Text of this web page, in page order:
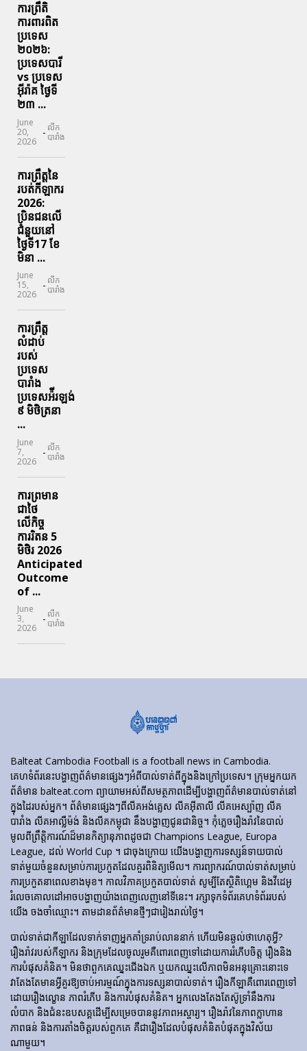
ការព្រឹតិ
ការពារ​ពិត
ប្រទេស
២០២៦:
ប្រទេសបារី
vs ប្រទេស
អ៊ីរ៉ាគ ថ្ងៃទី​
២៣ ...
June
20,
2026
- លីក
បារាំង
ការព្រឹត្តនៃ
របត់កីឡាករ
2026:
ប្រិនជនលើ
ជំនួយនៅ
ថ្ងៃទី17 ខែ
មិនា ...
June
15,
2026
- លីក
បារាំង
ការព្រឹត្ត
លំដាប់
របស់
ប្រទេស
បារាំង
ប្រទេសអ៉ីរឡង់
៩ មិថិត្រនា
...
June
7,
2026
- លីក
បារាំង
ការព្រមាន
ជាថៃ
លើកិច្ច
ការរិតន 5
មិថិរ 2026
Anticipated
Outcome
of ...
June
3,
2026
- លីក
បារាំង
Balteat Cambodia Football is a football news in Cambodia.
គេហទំព័រ​នេះ​បង្ហាញ​ព័ត៌មាន​ផ្សេងៗ​អំពី​បាល់ទាត់​ពី​ក្នុង​និង​ក្រៅ​ប្រទេស។ ក្រុមអ្នកយក
ព័ត៌មាន balteat.com ព្យាយាមអស់ពីសមត្ថភាពដើម្បីបង្ហាញព័ត៌មានបាល់ទាត់នៅ
ក្នុងដៃរបស់អ្នក។ ព័ត៌មានផ្សេងៗពីលីគអង់គ្លេស លីគអ៊ីតាលី លីគអេស្ប៉ាញ លីគ
បារាំង លីគអាល្លឺម៉ង់ និងលីគកម្ពុជា នឹងបង្ហាញជូនជានិច្ច។ កុំភ្លេចរឿងរ៉ាវនៃបាល់
មូលពីព្រឹត្តិការណ៍ដ៏មានកិត្យានុភាពដូចជា Champions League, Europa
League, ដល់ World Cup ។ ជាចុងក្រោយ យើងបង្ហាញការទស្សន៍ទាយបាល់
ទាត់មួយចំនួនសម្រាប់ការប្រកួតដែលគួរពិនិត្យមើល។ ការព្យាករណ៍បាល់ទាត់សម្រាប់
ការប្រកួតនាពេលខាងមុខ។ កាលវិភាគប្រកួតបាល់ទាត់ សូម្បីតែស្ថិតិហ្គេម និងវីដេអូ
រំលេចគោលដៅអាចបង្ហាញយ៉ាងពេញលេញនៅទីនេះ។ រក្សាទុកទំព័រគេហទំព័ររបស់
យើង ចងចាំឈ្មោះ។ តាមដានព័ត៌មានថ្មីៗជារៀងរាល់ថ្ងៃ។
បាល់ទាត់​ជា​កីឡា​ដែល​ទាក់​ទាញ​អ្នក​គាំទ្រ​រាប់​លាន​នាក់ ហើយ​មិន​ឆ្ងល់​ថា​ហេតុអ្វី?
រឿងរ៉ាវ​របស់​កីឡាករ និង​ក្រុម​ដែល​ចូលរួម​គឺ​ពោរពេញ​ទៅ​ដោយ​ការ​រំភើប​ចិត្ត រឿង​និង​
ការ​បំផុស​គំនិត។ មិនថាពួកគេឈ្នះជើងឯក ឬយកឈ្នះលើភាពមិនអនុគ្រោះនោះទេ
វាតែងតែមានអ្វីគួរឱ្យចាប់អារម្មណ៍ក្នុងការទស្សនាបាល់ទាត់។ រឿង​កីឡា​គឺ​ពោរពេញ​ទៅ​
ដោយ​រឿង​ល្ខោន ភាព​រំភើប និង​ការ​បំផុស​គំនិត។ អ្នកលេងតែងតែស៊ូទ្រាំនឹងការ
លំបាក និងជំនះឧបសគ្គដើម្បីសម្រេចបាននូវភាពអស្ចារ្យ។ រឿងរ៉ាវនៃភាពក្លាហាន
ភាពធន់ និងការតាំងចិត្តរបស់ពួកគេ គឺជារឿងដែលបំផុសគំនិតបំផុតក្នុងវិស័យ
ណាមួយ។